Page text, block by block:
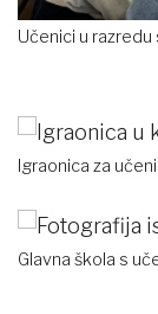
Učenici u
Igraonica za
Glavna škola s